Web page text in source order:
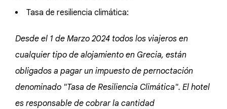
Tasa de resiliencia climática:
Desde el 1 de Marzo 2024 todos los viajeros en
cualquier tipo de alojamiento en Grecia, están
obligados a pagar un impuesto de pernoctación
denominado "Tasa de Resiliencia Climática". El hotel
es responsable de cobrar la cantidad